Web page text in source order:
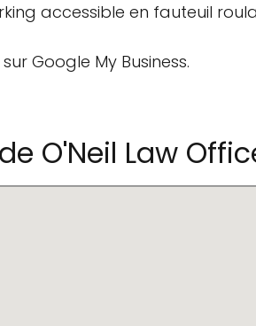
accessible en fauteuil
Google My Business.
O'Neil Law